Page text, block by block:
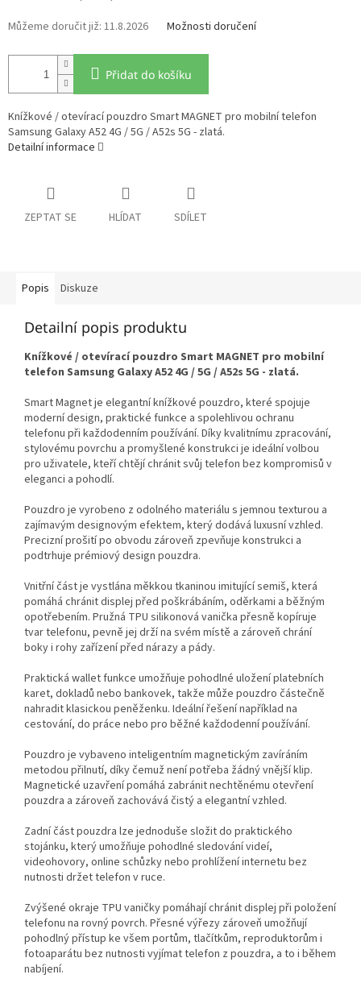
11.8.2026 Možnosti doručení
Přidat do košíku
Knížkové / otevírací pouzdro Smart MAGNET pro mobilní telefon
Samsung Galaxy A52 4G / 5G / A52s 5G - zlatá.
Detailní informace
ZEPTAT SE HLÍDAT SDÍLET
Popis Diskuze
Detailní popis produktu
Knížkové / otevírací pouzdro Smart MAGNET pro mobilní
telefon Samsung Galaxy A52 4G / 5G / A52s 5G - zlatá.
Smart Magnet je elegantní knížkové pouzdro, které spojuje
moderní design, praktické funkce a spolehlivou ochranu
telefonu při každodenním používání. Díky kvalitnímu zpracování,
stylovému povrchu a promyšlené konstrukci je ideální volbou
pro uživatele, kteří chtějí chránit svůj telefon bez kompromisů v
eleganci a pohodlí.
Pouzdro je vyrobeno z odolného materiálu s jemnou texturou a
zajímavým designovým efektem, který dodává luxusní vzhled.
Precizní prošití po obvodu zároveň zpevňuje konstrukci a
podtrhuje prémiový design pouzdra.
Vnitřní část je vystlána měkkou tkaninou imitující semiš, která
pomáhá chránit displej před poškrábáním, oděrkami a běžným
opotřebením. Pružná TPU silikonová vanička přesně kopíruje
tvar telefonu, pevně jej drží na svém místě a zároveň chrání
boky i rohy zařízení před nárazy a pády.
Praktická wallet funkce umožňuje pohodlné uložení platebních
karet, dokladů nebo bankovek, takže může pouzdro částečně
nahradit klasickou peněženku. Ideální řešení například na
cestování, do práce nebo pro běžné každodenní používání.
Pouzdro je vybaveno inteligentním magnetickým zavíráním
metodou přilnutí, díky čemuž není potřeba žádný vnější klip.
Magnetické uzavření pomáhá zabránit nechtěnému otevření
pouzdra a zároveň zachovává čistý a elegantní vzhled.
Zadní část pouzdra lze jednoduše složit do praktického
stojánku, který umožňuje pohodlné sledování videí,
videohovory, online schůzky nebo prohlížení internetu bez
nutnosti držet telefon v ruce.
Zvýšené okraje TPU vaničky pomáhají chránit displej při položení
telefonu na rovný povrch. Přesné výřezy zároveň umožňují
pohodlný přístup ke všem portům, tlačítkům, reproduktorům i
fotoaparátu bez nutnosti vyjímat telefon z pouzdra, a to i během
nabíjení.